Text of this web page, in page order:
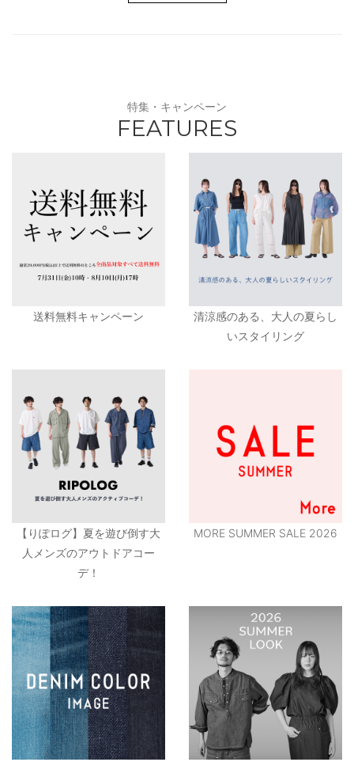
特集・キャンペーン
FEATURES
送料無料キャンペーン
清涼感のある、大人の夏らし
いスタイリング
【りぽログ】夏を遊び倒す大
人メンズのアウトドアコー
デ！
MORE SUMMER SALE 2026